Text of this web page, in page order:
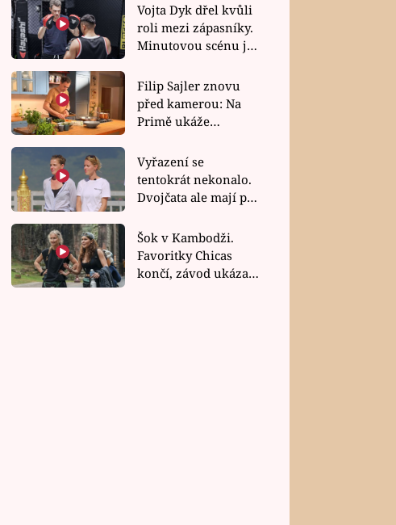
Vojta Dyk dřel kvůli
roli mezi zápasníky.
Minutovou scénu jel
Filip Sajler znovu
před kamerou: Na
Primě ukáže
rychlé recepty
Vyřazení se
tentokrát nekonalo.
Dvojčata ale mají po
závodu nůž na krku
Šok v Kambodži.
Favoritky Chicas
končí, závod ukázal